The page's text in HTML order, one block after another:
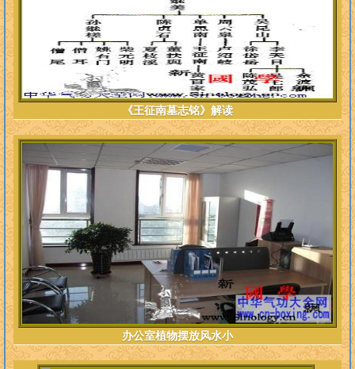
学，
为
万
世
开
《王征南墓志铭》解读
办公室植物摆放风水小